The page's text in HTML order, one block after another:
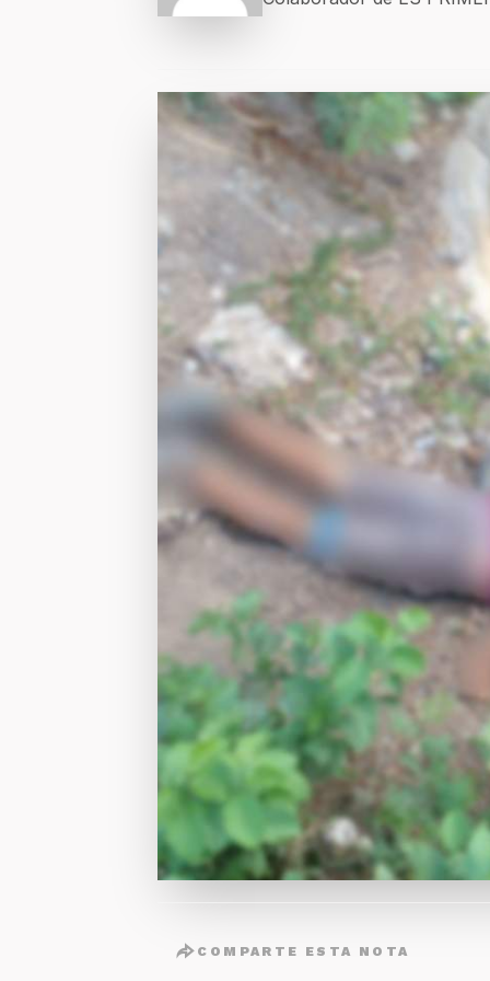
COMPARTE ESTA NOTA